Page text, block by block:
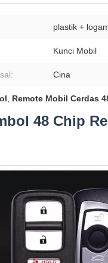
plastik +
Kunci Mobil
Cina
, Remote Mobil Cerdas
48 Chip